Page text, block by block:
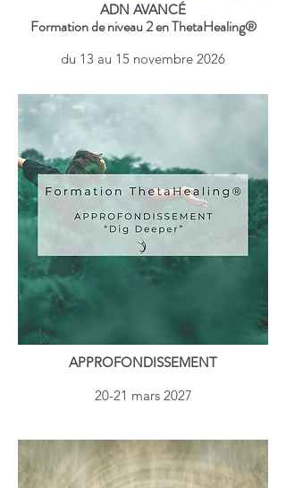
ADN AVANCÉ​
Formation de niveau 2 en ThetaHealing®
du 13 au 15 novembre 2026
APPROFONDISSEMENT
20-21 mars 2027